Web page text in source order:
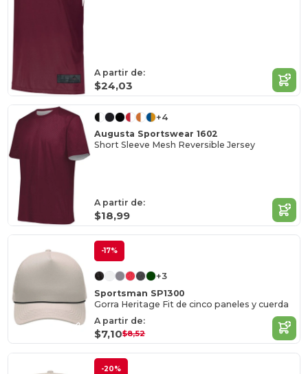
A partir de:
$24,03
+4
Augusta Sportswear 1602
Short Sleeve Mesh Reversible Jersey
A partir de:
$18,99
-17%
+3
Sportsman SP1300
Gorra Heritage Fit de cinco paneles y cuerda
A partir de:
$7,10$8,52
-20%